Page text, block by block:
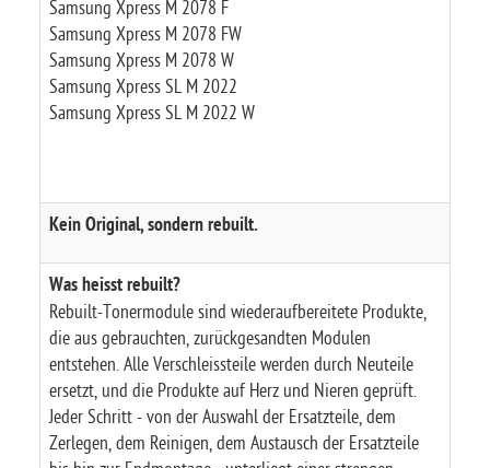
Samsung Xpress M 2078 F
Samsung Xpress M 2078 FW
Samsung Xpress M 2078 W
Samsung Xpress SL M 2022
Samsung Xpress SL M 2022 W
Kein Original, sondern rebuilt.
Was heisst rebuilt?
Rebuilt-Tonermodule sind wiederaufbereitete Produkte,
die aus gebrauchten, zurückgesandten Modulen
entstehen. Alle Verschleissteile werden durch Neuteile
ersetzt, und die Produkte auf Herz und Nieren geprüft.
Jeder Schritt - von der Auswahl der Ersatzteile, dem
Zerlegen, dem Reinigen, dem Austausch der Ersatzteile